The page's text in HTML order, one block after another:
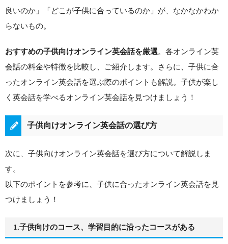
良いのか」「どこが子供に合っているのか」が、なかなかわか
らないもの。
おすすめの子供向けオンライン英会話を厳選。各オンライン英
会話の料金や特徴を比較し、ご紹介します。さらに、子供に合
ったオンライン英会話を選ぶ際のポイントも解説。子供が楽し
く英会話を学べるオンライン英会話を見つけましょう！
子供向けオンライン英会話の選び方
次に、子供向けオンライン英会話を選び方について解説しま
す。
以下のポイントを参考に、子供に合ったオンライン英会話を見
つけましょう！
1.子供向けのコース、学習目的に沿ったコースがある